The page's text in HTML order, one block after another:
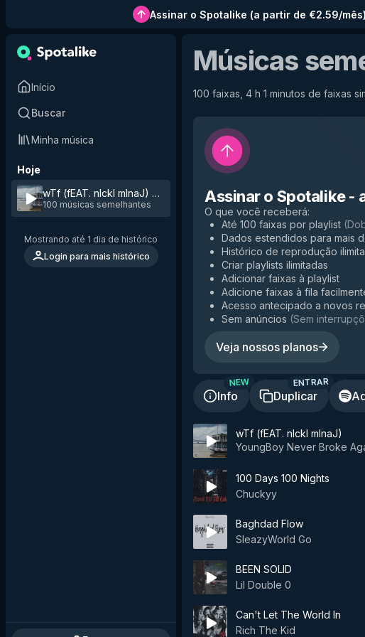
Assinar o Spotalike (a partir de €2.59/mês)
Início
Buscar
Minha música
Hoje
wTf (fEAT. nIckI mInaJ) by YoungBoy Never Broke Again
100 músicas semelhantes
Mostrando até 1 dia de histórico
Login para mais histórico
Músicas
100 faixas, 4 h 1 minutos de faixas
Assinar o Spotalike-
O que você receberá:
Até 100 faixas por playlist (
Dados estendidos para mais
Histórico de reprodução
Criar playlists ilimitadas
Adicionar faixas à playlist
Adicione faixas à fila
Acesso antecipado a novos
Sem anúncios (Sem
Veja nossos planos
Info
NEW
Duplicar
ENTRAR
wTf (fEAT. nIckI mInaJ)
YoungBoy Never Broke
100 Days 100 Nights
Chuckyy
Baghdad Flow
SleazyWorld Go
BEEN SOLID
Lil Double 0
Can't Let The World In
Rich The Kid